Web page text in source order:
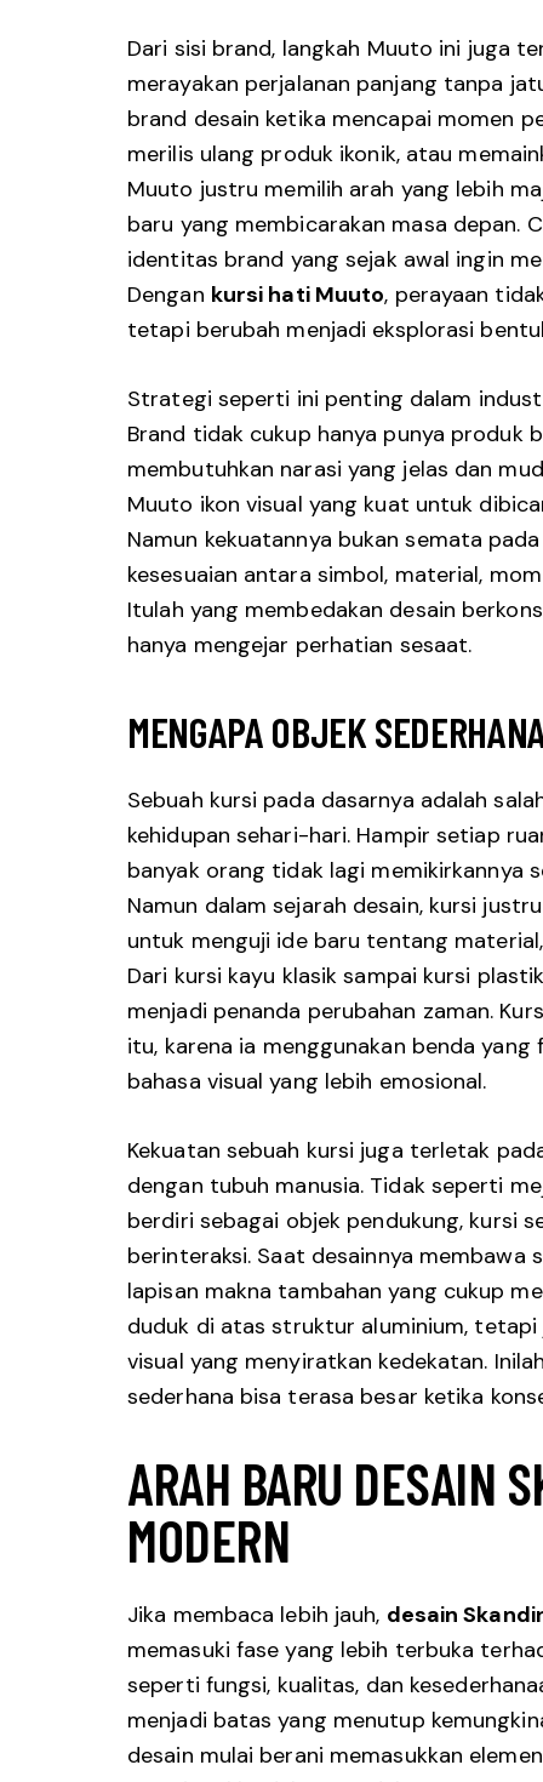
Dari sisi brand, langkah Muuto ini juga
merayakan perjalanan panjang tanpa
brand desain ketika mencapai momen
merilis ulang produk ikonik, atau
Muuto justru memilih arah yang lebih
baru yang membicarakan masa depan.
identitas brand yang sejak awal ingin
Dengan kursi hati Muuto, perayaan
tetapi berubah menjadi eksplorasi
Strategi seperti ini penting dalam
Brand tidak cukup hanya punya produk
membutuhkan narasi yang jelas dan
Muuto ikon visual yang kuat untuk
Namun kekuatannya bukan semata
kesesuaian antara simbol, material,
Itulah yang membedakan desain
hanya mengejar perhatian sesaat.
MENGAPA OBJEK
Sebuah kursi pada dasarnya adalah
kehidupan sehari-hari. Hampir setiap
banyak orang tidak lagi memikirkannya
Namun dalam sejarah desain, kursi
untuk menguji ide baru tentang
Dari kursi kayu klasik sampai kursi
menjadi penanda perubahan zaman.
itu, karena ia menggunakan benda
bahasa visual yang lebih emosional.
Kekuatan sebuah kursi juga terletak
dengan tubuh manusia. Tidak seperti
berdiri sebagai objek pendukung, kursi
berinteraksi. Saat desainnya
lapisan makna tambahan yang cukup
duduk di atas struktur aluminium,
visual yang menyiratkan kedekatan.
sederhana bisa terasa besar ketika
ARAH BARU DESAIN
MODERN
Jika membaca lebih jauh, desain
memasuki fase yang lebih terbuka
seperti fungsi, kualitas, dan
menjadi batas yang menutup
desain mulai berani memasukkan